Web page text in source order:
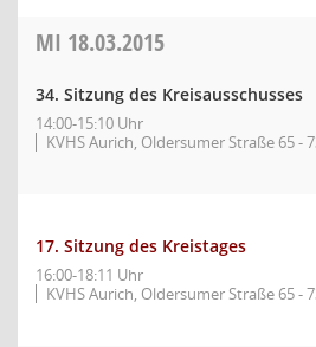
MI 18.03.2015
34. Sitzung des Kreisausschusses
14:00-15:10 Uhr
KVHS Aurich, Oldersumer Straße 65 -
17. Sitzung des Kreistages
16:00-18:11 Uhr
KVHS Aurich, Oldersumer Straße 65 -